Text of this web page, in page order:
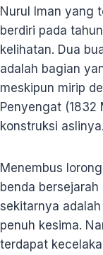
Nurul Iman yang
berdiri pada
kelihatan. Dua
adalah bagian
meskipun mirip
Penyengat (1832
konstruksi aslinya.
Menembus
benda bersejarah
sekitarnya
penuh kesima.
terdapat